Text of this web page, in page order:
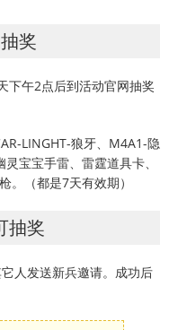
奖
下午2点后到活动官网抽奖
LINGHT-狼牙、M4A1-隐
宝宝手雷、雷霆道具卡、
。（都是7天有效期）
抽奖
人发送新兵邀请。成功后